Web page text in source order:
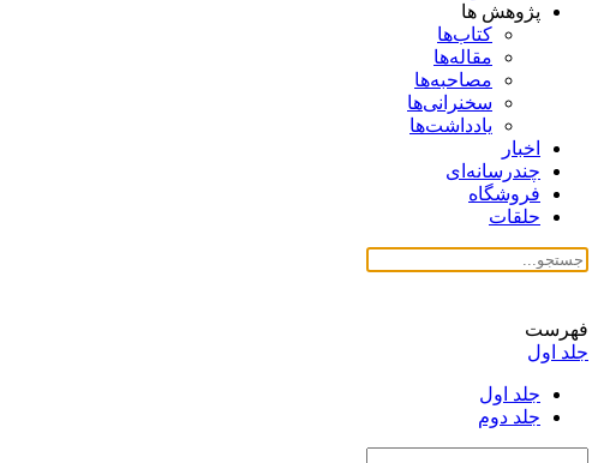
پژوهش ها
کتاب‌ها
مقاله‌ها
مصاحبه‌ها
سخنرانی‌ها
یادداشت‌ها
اخبار
چندرسانه‌ای
فروشگاه
حلقات
فهرست
جلد اول
جلد اول
جلد دوم